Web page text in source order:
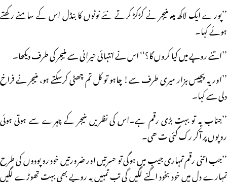
’’پورے ایک لاکھ ہیںـ منیجر نے کڑکڑ کرتے نئے نوٹوں کا بنڈل اس کے سامنے رکھتے
ہوئے کہا۔
’’اتنے روپے میں کیا کروں گا؟‘‘ اس نے انتہائی حیرانی سے منیجر کی طرف دیکھا۔
’’اور یہ پچیس ہزار میری طرف سے! چاہو تو کل تم چھٹی کرسکتے ہو، منیجر نے فراخ
دلی سے کہا۔
’’جناب یہ تو بہت بڑی رقم ہے۔اس کی نظریں منیجر کے چہرے سے ہوتی ہوئی
روپوں پر آکر رک گئی ت ھی۔
’’جب اتنی رقم تمہاری جیب میں ہوگی تو حسرتیں اور ضرورتیں خود رو پودوں کی طرح
تمہارے دل میں خود بخود اگنے لگیں گی تب تمہیں یہ روپے بھی بہت تھوڑے لگیں